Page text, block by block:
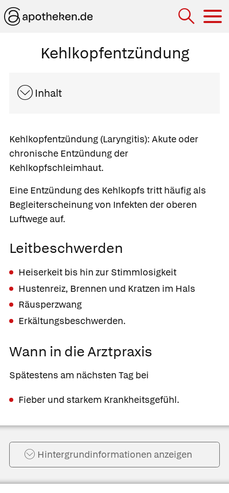
Kehlkopfentzündung
Inhalt
Kehlkopfentzündung (Laryngitis): Akute oder
chronische Entzündung der
Kehlkopfschleimhaut.
Eine Entzündung des Kehlkopfs tritt häufig als
Begleiterscheinung von Infekten der oberen
Luftwege auf.
Leitbeschwerden
Heiserkeit bis hin zur Stimmlosigkeit
Hustenreiz, Brennen und Kratzen im Hals
Räusperzwang
Erkältungsbeschwerden.
Wann in die Arztpraxis
Spätestens am nächsten Tag bei
Fieber und starkem Krankheitsgefühl.
Hintergrund­informationen anzeigen